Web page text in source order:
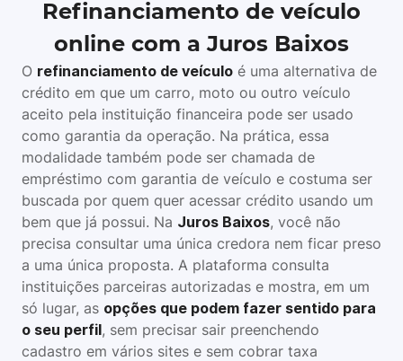
Refinanciamento de veículo
online com a Juros Baixos
O refinanciamento de veículo é uma alternativa de
crédito em que um carro, moto ou outro veículo
aceito pela instituição financeira pode ser usado
como garantia da operação. Na prática, essa
modalidade também pode ser chamada de
empréstimo com garantia de veículo e costuma ser
buscada por quem quer acessar crédito usando um
bem que já possui. Na Juros Baixos, você não
precisa consultar uma única credora nem ficar preso
a uma única proposta. A plataforma consulta
instituições parceiras autorizadas e mostra, em um
só lugar, as opções que podem fazer sentido para
o seu perfil, sem precisar sair preenchendo
cadastro em vários sites e sem cobrar taxa